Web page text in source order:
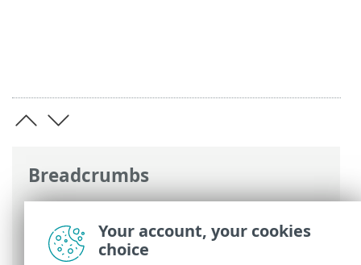
Breadcrumbs
ESET Online súgó>ESET Smart Security
Premium
>ESET Smart Security Premium
> Rendszerkövetelmények
Your account, your cookies
choice